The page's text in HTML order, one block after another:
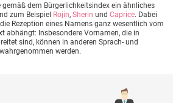
dem Bürgerlichkeitsindex ein ähnliches
zum Beispiel Rojin, Sherin und Caprice. Dabei
Rezeption eines Namens ganz wesentlich vom
abhängt: Insbesondere Vornamen, die in
sind, können in anderen Sprach- und
werden.